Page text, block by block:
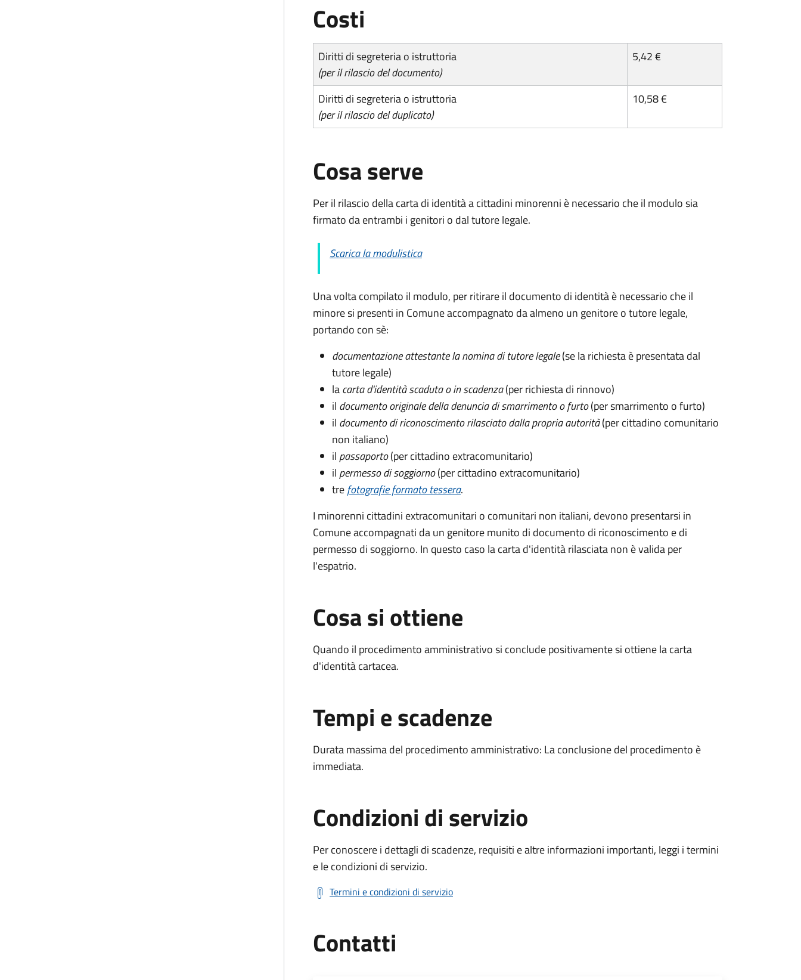
Costi
Diritti di segreteria o istruttoria
(per il rilascio del documento)
5,42 €
Diritti di segreteria o istruttoria
(per il rilascio del duplicato)
10,58 €
Cosa serve
Per il rilascio della carta di identità a cittadini minorenni è necessario che il modulo sia
firmato da entrambi i genitori o dal tutore legale.
Scarica la modulistica
Una volta compilato il modulo, per ritirare il documento di identità è necessario che il
minore si presenti in Comune accompagnato da almeno un genitore o tutore legale,
portando con sè:
documentazione attestante la nomina di tutore legale(se la richiesta è presentata dal
tutore legale)
lacarta d'identità scaduta o in scadenza(per richiesta di rinnovo)
il documento originale della denuncia di smarrimento o furto(per smarrimento o furto)
il documento di riconoscimento rilasciato dalla propria autorità(per cittadino comunitario
non italiano)
il passaporto(per cittadino extracomunitario)
il permesso di soggiorno(per cittadino extracomunitario)
trefotografie formato tessera.
I minorenni cittadini extracomunitari o comunitari non italiani, devono presentarsi in
Comune accompagnati da un genitore munito di documento di riconoscimento e di
permesso di soggiorno. In questo caso la carta d'identità rilasciata non è valida per
l'espatrio.
Cosa si ottiene
Quando il procedimento amministrativo si conclude positivamente si ottiene la carta
d'identità cartacea.
Tempi e scadenze
Durata massima del procedimento amministrativo: La conclusione del procedimento è
immediata.
Condizioni di servizio
Per conoscere i dettagli di scadenze, requisiti e altre informazioni importanti, leggi i termini
e le condizioni di servizio.
Termini e condizioni di servizio
Contatti